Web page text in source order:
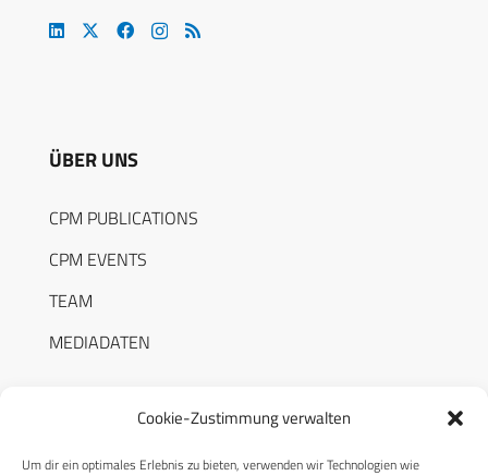
Cookie-Zustimmung verwalten
Um dir ein optimales Erlebnis zu bieten, verwenden wir Technologien wie
ÜBER UNS
CPM PUBLICATIONS
CPM EVENTS
TEAM
MEDIADATEN